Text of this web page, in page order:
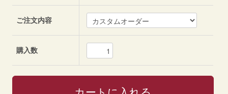
ご注文内容
購入数